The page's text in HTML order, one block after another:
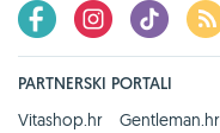
PARTNERSKI PORTALI
Vitashop.hr
Gentleman.hr